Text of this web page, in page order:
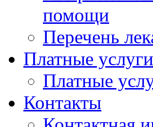
помощи
Перечень
Платные услуги
Платные
Контакты